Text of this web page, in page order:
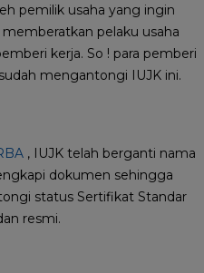
pemilik usaha yang ingin
pelaku usaha
kerja. So ! para pemberi
mengantongi IUJK ini.
, IUJK telah berganti nama
dokumen sehingga
status Sertifikat Standar
resmi.